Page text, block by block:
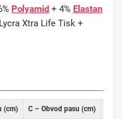
Polyamid + 4% Elastan
Xtra Life Tisk +
(cm) C – Obvod pasu (cm)